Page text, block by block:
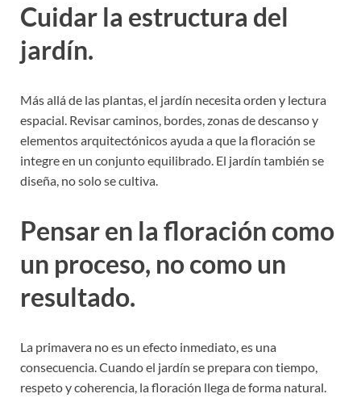
Cuidar la estructura del
jardín.
Más allá de las plantas, el jardín necesita orden y lectura
espacial. Revisar caminos, bordes, zonas de descanso y
elementos arquitectónicos ayuda a que la floración se
integre en un conjunto equilibrado. El jardín también se
diseña, no solo se cultiva.
Pensar en la floración como
un proceso, no como un
resultado.
La primavera no es un efecto inmediato, es una
consecuencia. Cuando el jardín se prepara con tiempo,
respeto y coherencia, la floración llega de forma natural.